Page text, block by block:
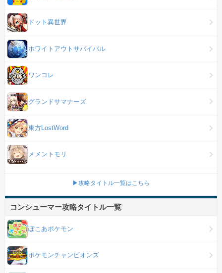
ドット異世界
ホワイトアウトサバイバル
ワンコレ
グランドサマナーズ
東方LostWord
メメントモリ
▶攻略タイトル一覧はこちら
コンシューマー攻略タイトル一覧
ぽこあポケモン
ポケモンチャンピオンズ